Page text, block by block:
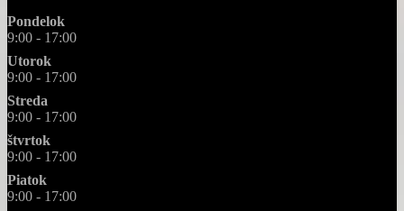
Pondelok
9:00 - 17:00
Utorok
9:00 - 17:00
Streda
9:00 - 17:00
štvrtok
9:00 - 17:00
Piatok
9:00 - 17:00